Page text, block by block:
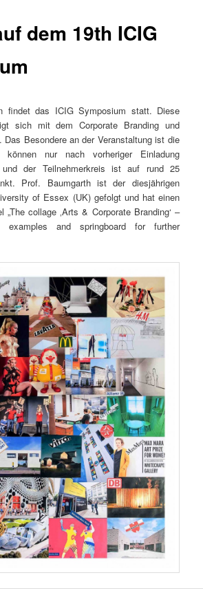
dem 19th ICIG
findet das ICIG Symposium statt. Diese
sich mit dem Corporate Branding und
Das Besondere an der Veranstaltung ist die
können nur nach vorheriger Einladung
und der Teilnehmerkreis ist auf rund 25
Prof. Baumgarth ist der diesjährigen
of Essex (UK) gefolgt und hat einen
collage ‚Arts & Corporate Branding‘ –
examples and springboard for further